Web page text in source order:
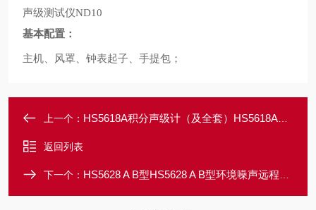
声级测试仪ND10
基本配置：
主机、风罩、钟表起子、手提包；
上一个： HS5618A积分声级计（及全套）HS5618A积分声级计（及全套）
返回列表
下一个： HS5628 A B型HS5628 A B型环境噪声远程自动监测系统